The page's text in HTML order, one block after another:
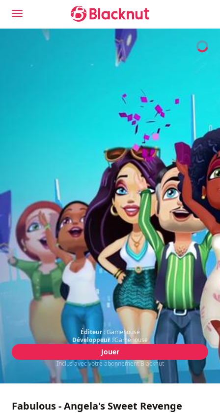
Éditeur : Gamehouse
Développeur :Gamehouse
Jouer
Inclus avec votre abonnement Blacknut
Fabulous - Angela's Sweet Revenge